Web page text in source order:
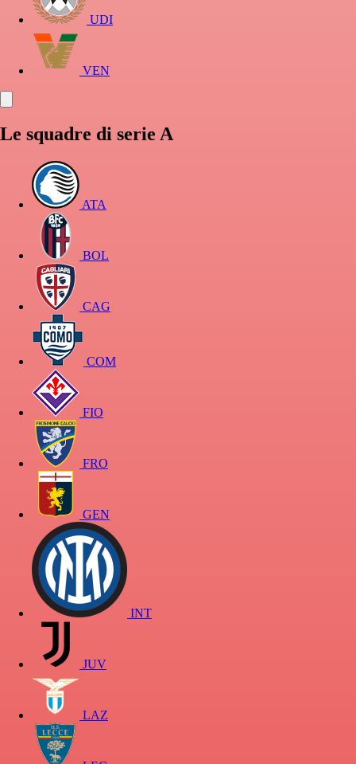
UDI
VEN
Le squadre di serie A
ATA
BOL
CAG
COM
FIO
FRO
GEN
INT
JUV
LAZ